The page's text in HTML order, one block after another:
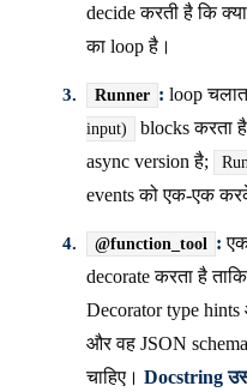
decide करती है कि
का loop है।
Runner : loop
input)
blocks करता
async version है;
events को एक-एक
@function_tool :
decorate करता है
Decorator type
और वह JSON
चाहिए। Docstring